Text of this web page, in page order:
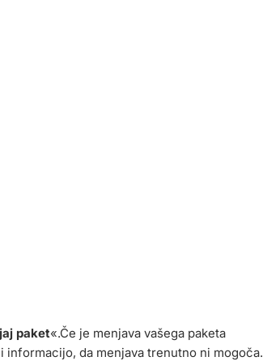
paket«.Če je menjava vašega paketa
da menjava trenutno ni mogoča.